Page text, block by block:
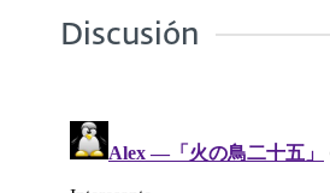
Discusión